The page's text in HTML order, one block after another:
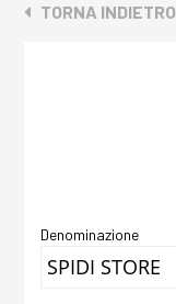
TORNA INDIETRO
Denominazione